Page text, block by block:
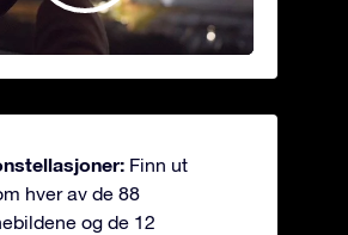
Finn ut
hver av de 88
og de 12